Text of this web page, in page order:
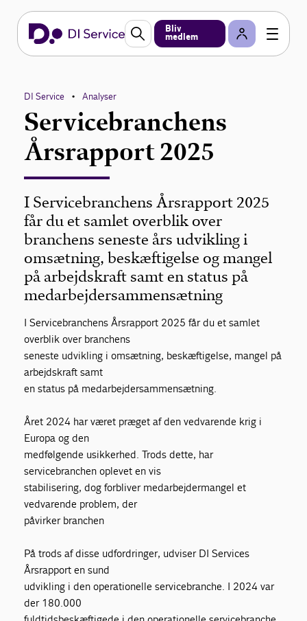
Bliv
medlem
DI Service • Analyser
Servicebranchens
Årsrapport 2025
I Servicebranchens Årsrapport 2025
får du et samlet overblik over
branchens seneste års udvikling i
omsætning, beskæftigelse og mangel
på arbejdskraft samt en status på
medarbejdersammensætning
I Servicebranchens Årsrapport 2025 får du et samlet
overblik over branchens
seneste udvikling i omsætning, beskæftigelse, mangel på
arbejdskraft samt
en status på medarbejdersammensætning.
Året 2024 har været præget af den vedvarende krig i
Europa og den
medfølgende usikkerhed. Trods dette, har
servicebranchen oplevet en vis
stabilisering, dog forbliver medarbejdermangel et
vedvarende problem, der
påvirker branchen
På trods af disse udfordringer, udviser DI Services
Årsrapport en sund
udvikling i den operationelle servicebranche. I 2024 var
der 180.000